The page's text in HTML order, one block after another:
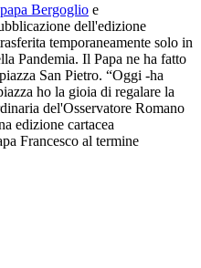
Bergoglio e
dell'edizione
temporaneamente solo in
Pandemia. Il Papa ne ha fatto
San Pietro. “Oggi -ha
ho la gioia di regalare la
del'Osservatore Romano
edizione cartacea
Francesco al termine